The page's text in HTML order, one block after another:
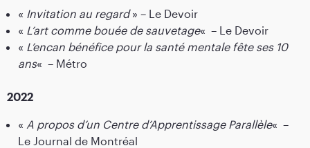
« Invitation au regard» – Le Devoir
« L’art comme bouée de sauvetage« – Le Devoir
« L’encan bénéfice pour la santé mentale fête ses 10
ans« – Métro
2022
« A propos d’un Centre d’Apprentissage Parallèle« –
Le Journal de Montréal